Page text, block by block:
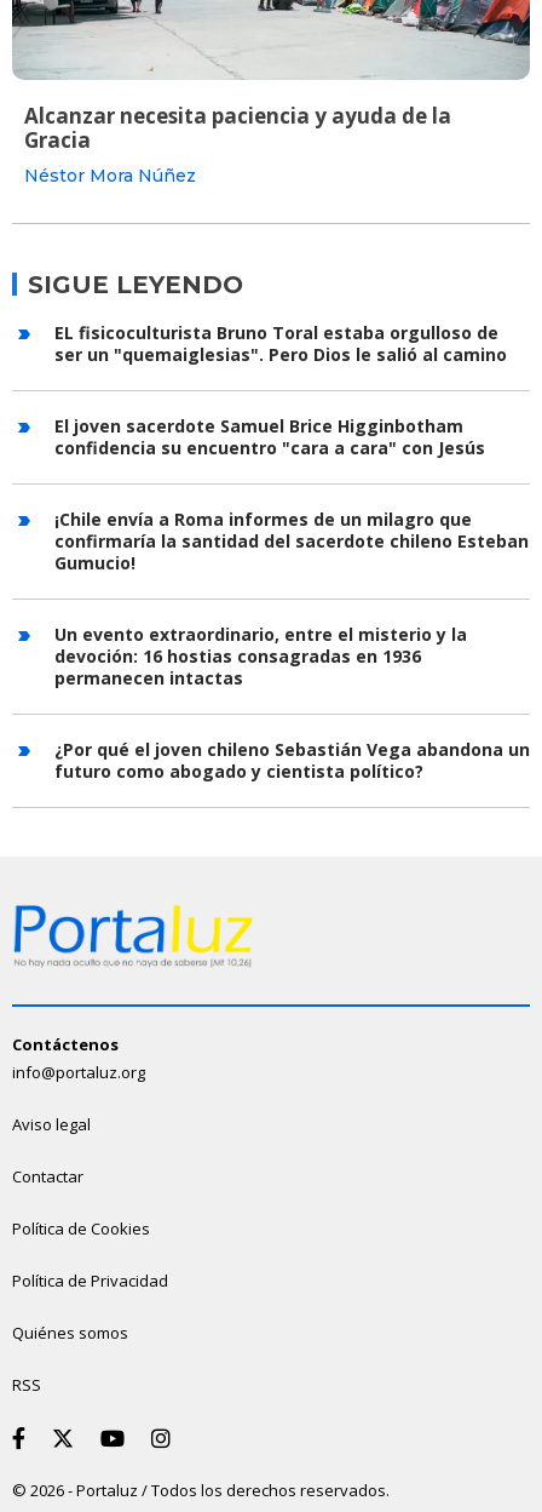
Alcanzar necesita paciencia y ayuda de la
Gracia
Néstor Mora Núñez
SIGUE LEYENDO
EL fisicoculturista Bruno Toral estaba orgulloso de
ser un "quemaiglesias". Pero Dios le salió al camino
El joven sacerdote Samuel Brice Higginbotham
confidencia su encuentro "cara a cara" con Jesús
¡Chile envía a Roma informes de un milagro que
confirmaría la santidad del sacerdote chileno Esteban
Gumucio!
Un evento extraordinario, entre el misterio y la
devoción: 16 hostias consagradas en 1936
permanecen intactas
¿Por qué el joven chileno Sebastián Vega abandona un
futuro como abogado y cientista político?
Contáctenos
info@portaluz.org
Aviso legal
Contactar
Política de Cookies
Política de Privacidad
Quiénes somos
RSS
© 2026 - Portaluz / Todos los derechos reservados.